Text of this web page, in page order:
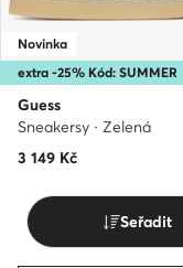
extra -25% Kód: SUMMER
Novinka
Guess
Sneakersy · Zelená
3 149 Kč
Seřadit